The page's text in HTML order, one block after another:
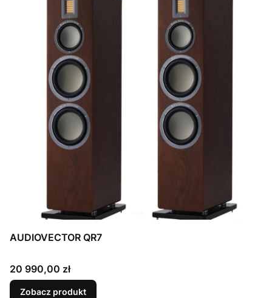
AUDIOVECTOR QR7
Cena
20 990,00 zł
Zobacz produkt